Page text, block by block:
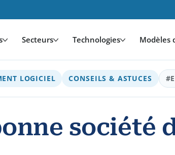
Secteurs Technologies Modèles
LOGICIEL CONSEILS & ASTUCES
société